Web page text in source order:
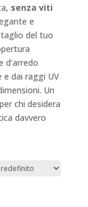
senza viti
e
del tuo
dai raggi UV
Un
chi desidera
davvero